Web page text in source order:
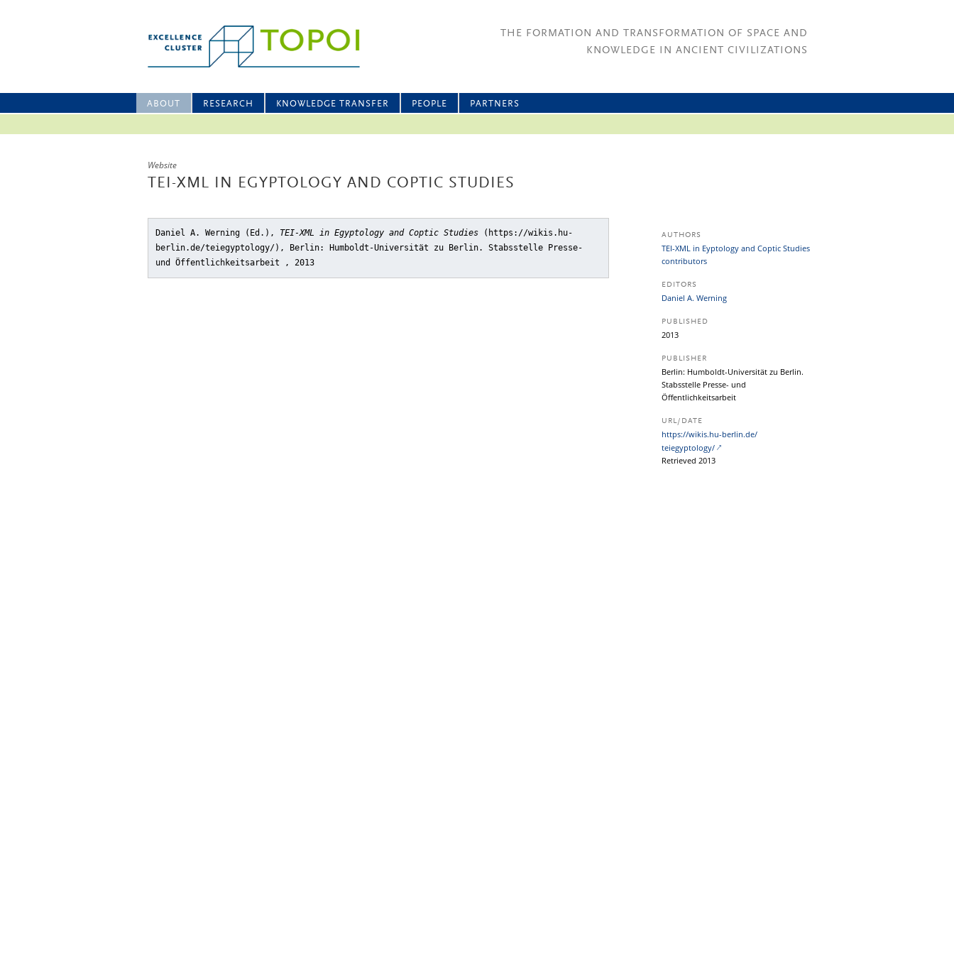
THE FORMATION AND TRANSFORMATION OF SPACE AND
KNOWLEDGE IN ANCIENT CIVILIZATIONS
ABOUT RESEARCH KNOWLEDGE TRANSFER PEOPLE PARTNERS
Website
TEI-XML IN EGYPTOLOGY AND COPTIC STUDIES
Daniel A. Werning (Ed.), TEI-XML in Egyptology and Coptic Studies (https://wikis.hu-
berlin.de/teiegyptology/), Berlin: Humboldt-Universität zu Berlin. Stabsstelle Presse-
und Öffentlichkeitsarbeit , 2013
AUTHORS
TEI-XML in Eyptology and Coptic Studies
contributors
EDITORS
Daniel A. Werning
PUBLISHED
2013
PUBLISHER
Berlin: Humboldt-Universität zu Berlin.
Stabsstelle Presse- und
Öffentlichkeitsarbeit
URL/DATE
https:/​/​wikis.hu-berlin.de/​
teiegyptology/​
Retrieved 2013